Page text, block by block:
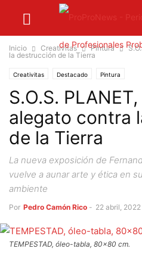
Inicio Creativitas Pintura
la destrucción de la Tierra
Creativitas Destacado Pintura
S.O.S.
alegato contra
de la Tierra
La nueva exposición de
vuelve a aunar arte y ética en
ambiente
Por Pedro Camón Rico - 22 abril, 2022
TEMPESTAD, óleo-tabla, 80x80 cm.